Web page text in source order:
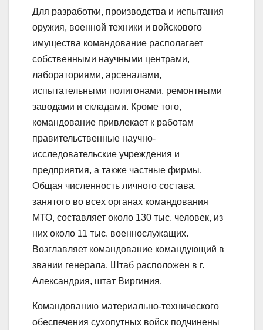
Для разработки, производства и испытания
оружия, военной техники и войскового
имущества командование располагает
собственными научными центрами,
лабораториями, арсеналами,
испытательными полигонами, ремонтными
заводами и складами. Кроме того,
командование привлекает к работам
правительственные научно-
исследовательские учреждения и
предприятия, а также частные фирмы.
Общая численность личного состава,
занятого во всех органах командования
МТО, составляет около 130 тыс. человек, из
них около 11 тыс. военнослужащих.
Возглавляет командование командующий в
звании генерала. Штаб расположен в г.
Александрия, штат Виргиния.
Командованию материально-технического
обеспечения сухопутных войск подчинены